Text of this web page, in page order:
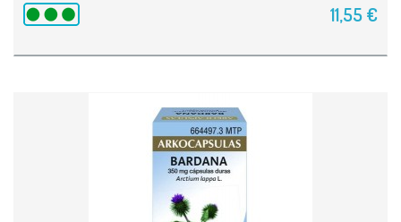
11,55 €